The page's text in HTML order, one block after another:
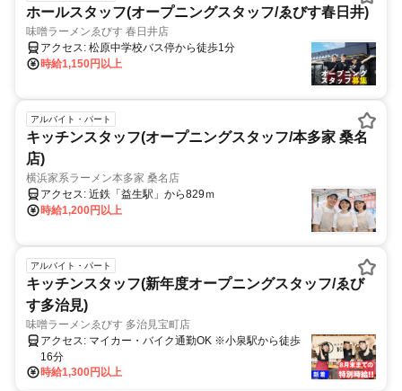
ホールスタッフ(オープニングスタッフ/ゑびす春日井)
味噌ラーメンゑびす 春日井店
時給1,150円以上
アクセス: 松原中学校バス停から徒歩1分
アルバイト・パート
キッチンスタッフ(オープニングスタッフ/本多家 桑名
店)
横浜家系ラーメン本多家 桑名店
時給1,200円以上
アクセス: 近鉄「益生駅」から829ｍ
アルバイト・パート
キッチンスタッフ(新年度オープニングスタッフ/ゑび
す多治見)
味噌ラーメンゑびす 多治見宝町店
時給1,300円以上
アクセス: マイカー・バイク通勤OK ※小泉駅から徒歩
16分